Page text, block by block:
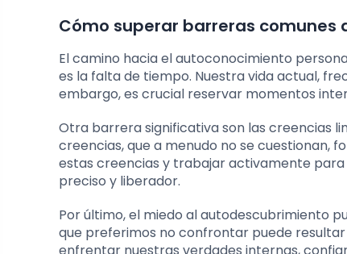
Cómo superar barreras comunes
El camino hacia el autoconocimiento
es la falta de tiempo. Nuestra vida actual,
embargo, es crucial reservar momentos
Otra barrera significativa son las creencias
creencias, que a menudo no se cuestionan,
estas creencias y trabajar activamente
preciso y liberador.
Por último, el miedo al autodescubrimiento
que preferimos no confrontar puede